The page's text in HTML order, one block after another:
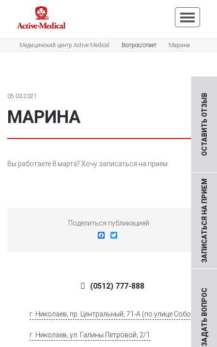
ЗАДАТЬ ВОПРОС
ЗАПИСАТЬСЯ НА ПРИЕМ
ОСТАВИТЬ ОТЗЫВ
Медицинский центр Active Medical Вопрос/ответ Марина
05.03.2021
МАРИНА
Вы работаете 8 марта? Хочу записаться на прием
Поделиться публикацией
Facebook
(0512) 777-888
г. Николаев, пр. Центральный, 71-А (по улице Соборной)
г. Николаев, ул. Галины Петровой, 2/1